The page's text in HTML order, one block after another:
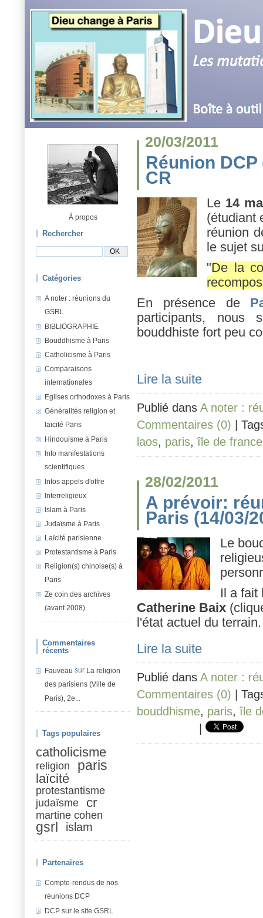
À propos
Rechercher
Catégories
A noter : réunions du
GSRL
BIBLIOGRAPHIE
Bouddhisme à Paris
Catholicisme à Paris
Comparaisons
internationales
Eglises orthodoxes à Paris
Généralités religion et
laïcité Paris
Hindouisme à Paris
Info manifestations
scientifiques
Infos appels d'offre
Interreligieux
Islam à Paris
Judaïsme à Paris
Laïcité parisienne
Protestantisme à Paris
Religion(s) chinoise(s) à
Paris
Ze coin des archives
(avant 2008)
Commentaires
récents
Fauveau sur La religion
des parisiens (Ville de
Paris), 2e...
Tags populaires
catholicisme
religion paris
laïcité
protestantisme
judaïsme
cr
martine cohen
gsrl islam
Partenaires
Compte-rendus de nos
réunions DCP
DCP sur le site GSRL
20/03/2011
Réunion DCP
CR
Le14
(étudiant
réunion
le sujet
"De la
En présence de
participants, nous
bouddhiste fort peu
Lire la suite
Publié dans A noter :
Commentaires (0) |
laos, paris,île de france
28/02/2011
A prévoir:
Paris (14/03/
Le
Il a fait
Catherine Baix
l'état actuel du terrain.
Lire la suite
Publié dans A noter :
Commentaires (0) |
bouddhisme, paris,île